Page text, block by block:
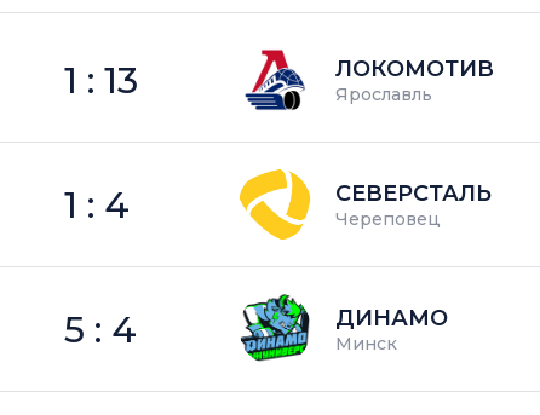
1 : 13 ЛОКОМОТИВ
Ярославль
1 : 4 СЕВЕРСТАЛЬ
Череповец
5 : 4 ДИНАМО
Минск